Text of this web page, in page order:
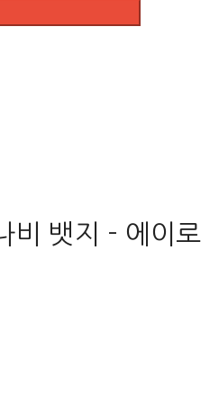
비 뱃지 - 에이로